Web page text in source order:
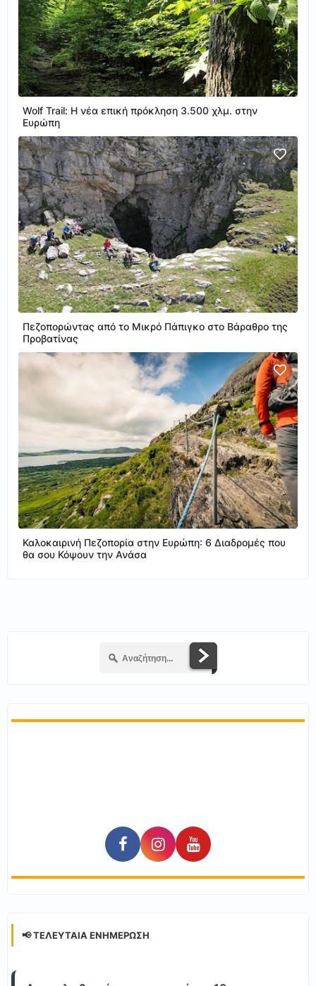
Wolf Trail: Η νέα επική πρόκληση 3.500 χλμ. στην
Ευρώπη
Πεζοπορώντας από το Μικρό Πάπιγκο στο Βάραθρο της
Προβατίνας
Καλοκαιρινή Πεζοπορία στην Ευρώπη: 6 Διαδρομές που
θα σου Κόψουν την Ανάσα
📢 ΤΕΛΕΥΤΑΊΑ ΕΝΗΜΈΡΩΣΗ